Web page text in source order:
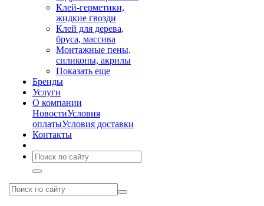
Клей-герметики,
жидкие гвозди
Клей для дерева,
бруса, массива
Монтажные пены,
силиконы, акрилы
Показать еще
Бренды
Услуги
О компании
НовостиУсловия
оплатыУсловия доставки
Контакты